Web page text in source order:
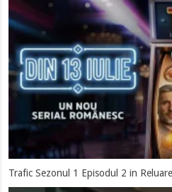
Trafic Sezonul 1 Episodul 2 in